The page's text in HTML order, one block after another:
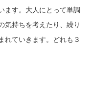
ます。大人にとって単調
気持ちを考えたり、繰り
れていきます。どれも３